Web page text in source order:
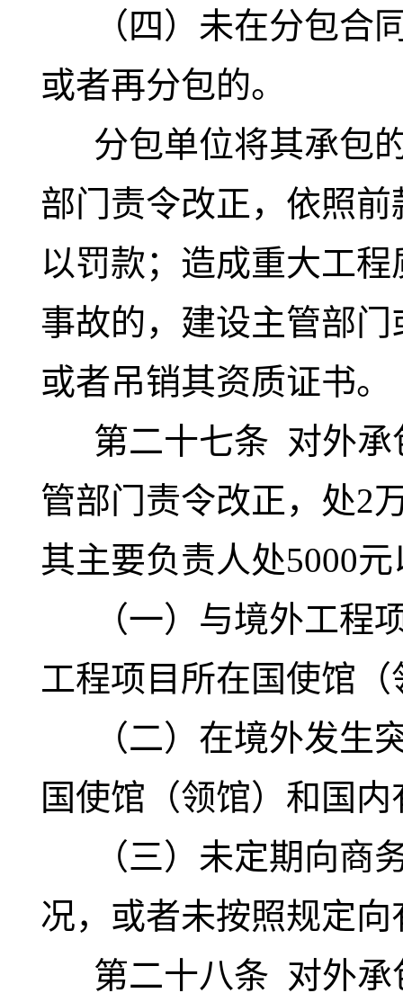
（四）未在分包合同
或者再分包的。
分包单位将其承包的
部门责令改正，依照
以罚款；造成重大工
事故的，建设主管部
或者吊销其资质证书。
第二十七条 对外承
管部门责令改正，处2
其主要负责人处5000
（一）与境外工程项
工程项目所在国使馆
（二）在境外发生突
国使馆（领馆）和国
（三）未定期向商务
况，或者未按照规定
第二十八条 对外承